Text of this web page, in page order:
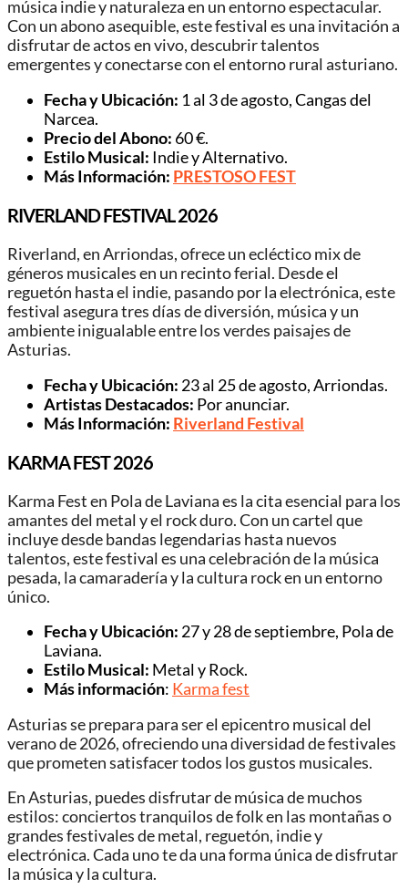
música indie y naturaleza en un entorno espectacular.
Con un abono asequible, este festival es una invitación a
disfrutar de actos en vivo, descubrir talentos
emergentes y conectarse con el entorno rural asturiano.
Fecha y Ubicación: 1 al 3 de agosto, Cangas del
Narcea.
Precio del Abono: 60 €.
Estilo Musical: Indie y Alternativo.
Más Información: PRESTOSO FEST
RIVERLAND FESTIVAL 2026
Riverland, en Arriondas, ofrece un ecléctico mix de
géneros musicales en un recinto ferial. Desde el
reguetón hasta el indie, pasando por la electrónica, este
festival asegura tres días de diversión, música y un
ambiente inigualable entre los verdes paisajes de
Asturias.
Fecha y Ubicación: 23 al 25 de agosto, Arriondas.
Artistas Destacados: Por anunciar.
Más Información: Riverland Festival
KARMA FEST 2026
Karma Fest en Pola de Laviana es la cita esencial para los
amantes del metal y el rock duro. Con un cartel que
incluye desde bandas legendarias hasta nuevos
talentos, este festival es una celebración de la música
pesada, la camaradería y la cultura rock en un entorno
único.
Fecha y Ubicación: 27 y 28 de septiembre, Pola de
Laviana.
Estilo Musical: Metal y Rock.
Más información: Karma fest
Asturias se prepara para ser el epicentro musical del
verano de 2026, ofreciendo una diversidad de festivales
que prometen satisfacer todos los gustos musicales.
En Asturias, puedes disfrutar de música de muchos
estilos: conciertos tranquilos de folk en las montañas o
grandes festivales de metal, reguetón, indie y
electrónica. Cada uno te da una forma única de disfrutar
la música y la cultura.